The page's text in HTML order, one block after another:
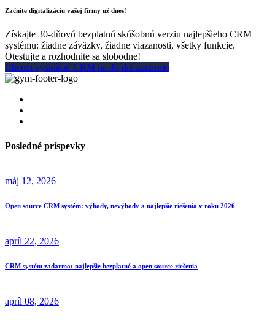
Začnite digitalizáciu vašej firmy už dnes!
Získajte 30-dňovú bezplatnú skúšobnú verziu najlepšieho CRM
systému: žiadne záväzky, žiadne viazanosti, všetky funkcie.
Otestujte a rozhodnite sa slobodne!
Chcem vyskúšať CRM na 30 dní zadarmo
Posledné príspevky
máj 12, 2026
Open source CRM systém: výhody, nevýhody a najlepšie riešenia v roku 2026
apríl 22, 2026
CRM systém zadarmo: najlepšie bezplatné a open source riešenia
apríl 08, 2026